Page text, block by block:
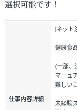
選択可能です！
仕事内容詳細
[ネット
健康食
(一部、
マニュ
難しい
未経験